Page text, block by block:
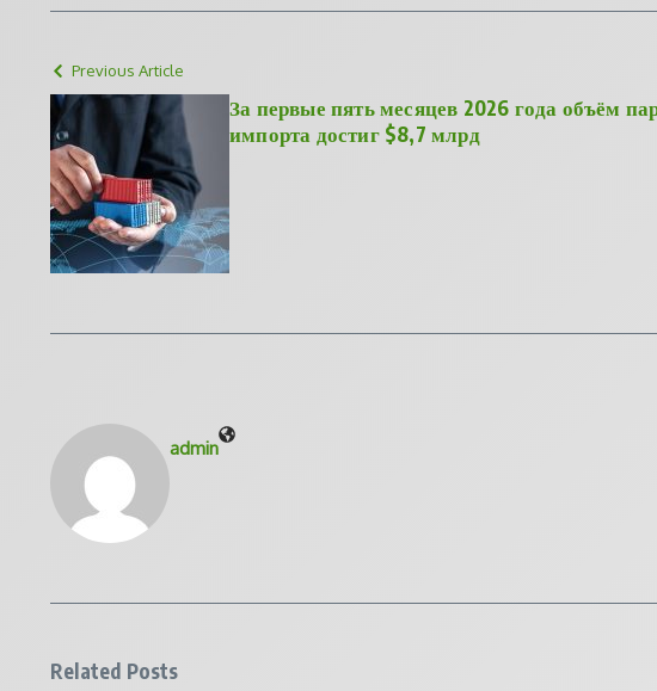
Previous Article
За первые пять месяцев 2026 года объём
импорта достиг $8,7 млрд
admin
Related Posts